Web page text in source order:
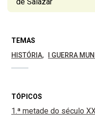
TEMAS
HISTÓRIA
I GUERRA
TÓPICOS
1.ª metade do século